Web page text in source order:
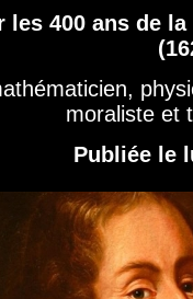
les 400 ans de
moraliste et
Publiée le